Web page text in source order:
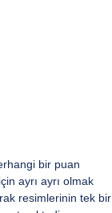
bir puan
ayrı ayrı olmak
resimlerinin tek bir